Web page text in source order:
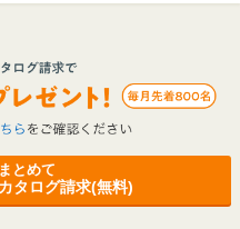
まとめて
カタログ請求(無料)